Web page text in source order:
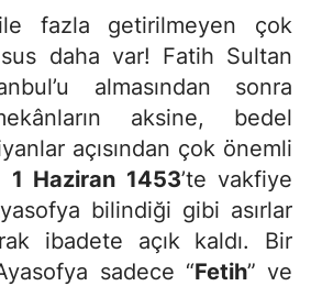
fazla getirilmeyen çok
daha var! Fatih Sultan
almasından sonra
aksine, bedel
açısından çok önemli
1 Haziran 1453’te vakfiye
bilindiği gibi asırlar
ibadete açık kaldı. Bir
sadece “Fetih” ve